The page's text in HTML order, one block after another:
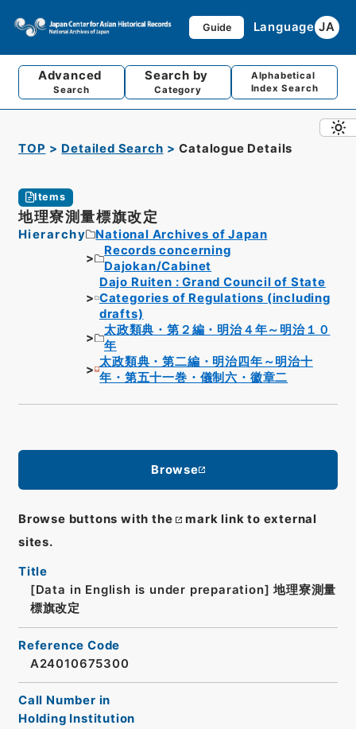
Guide Language JA
Advanced
Search
Search by
Category
Alphabetical
Index Search
TOP Detailed Search Catalogue Details
Items
地理寮測量標旗改定
Hierarchy
National Archives of Japan
Records concerning
Dajokan/Cabinet
Dajo Ruiten : Grand Council of State
Categories of Regulations (including
drafts)
太政類典・第２編・明治４年～明治１０
年
太政類典・第二編・明治四年～明治十
年・第五十一巻・儀制六・徽章二
Browse
Browse buttons with the
mark link to external
sites.
Title
[Data in English is under preparation] 地理寮測量
標旗改定
Reference Code
A24010675300
Call Number in
Holding Institution